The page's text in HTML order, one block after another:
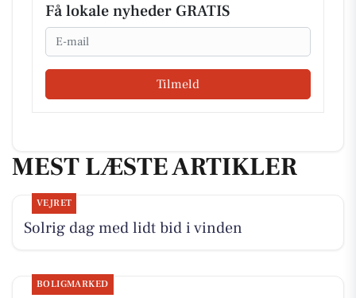
Få lokale nyheder GRATIS
Email
Tilmeld
MEST LÆSTE ARTIKLER
VEJRET
Solrig dag med lidt bid i vinden
BOLIGMARKED